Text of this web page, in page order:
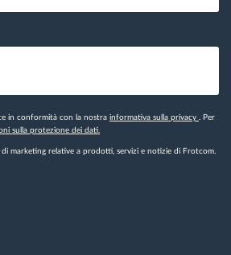
in conformità con la nostra informativa sulla privacy
. Per
sulla protezione dei dati.
marketing relative a prodotti, servizi e notizie di Frotcom.